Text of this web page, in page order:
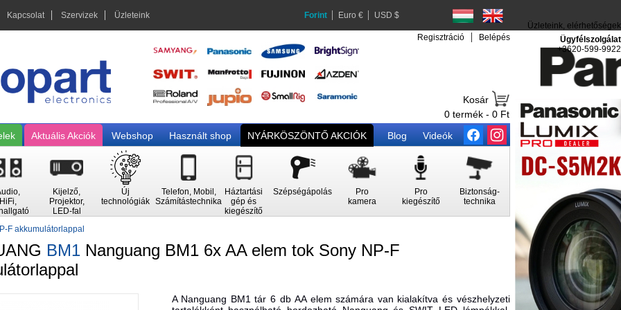
Kapcsolat Szervizek Üzleteink Forint Euro € USD $
Regisztráció Belépés
Kosár
0 termék - 0 Ft
Aktuális Akciók Webshop Használt shop NYÁRKÖSZÖNTŐ AKCIÓK Blog Videók
Kijelző,
Projektor,
LED-fal
Új
technológiák
Telefon, Mobil,
Számítástechnika
Háztartási
gép és
kiegészítő
Szépségápolás
Pro
kamera
Pro
kiegészítő
Biztonság-
technika
Üzleteink, elérhetőségek
Ügyfélszolgálat
+3620-599-9922
F akkumulátorlappal
BM1 Nanguang BM1 6x AA elem tok Sony NP-F
A Nanguang BM1 tár 6 db AA elem számára van kialakítva és vészhelyzeti